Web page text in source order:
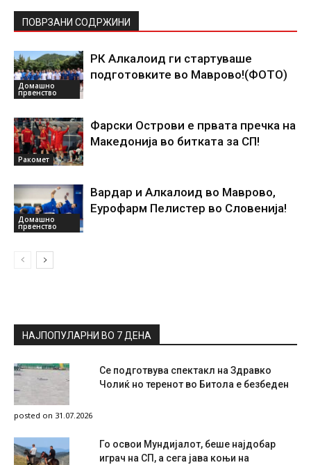
ПОВРЗАНИ СОДРЖИНИ
Домашно
првенство
РК Алкалоид ги стартуваше
подготовките во Маврово!(ФОТО)
Ракомет
Фарски Острови е првата пречка на
Македонија во битката за СП!
Домашно
првенство
Вардар и Алкалоид во Маврово,
Еурофарм Пелистер во Словенија!
НАЈПОПУЛАРНИ ВО 7 ДЕНА
Се подготвува спектакл на Здравко
Чолиќ но теренот во Битола е безбеден
posted on 31.07.2026
Го освои Мундијалот, беше најдобар
играч на СП, а сега јава коњи на